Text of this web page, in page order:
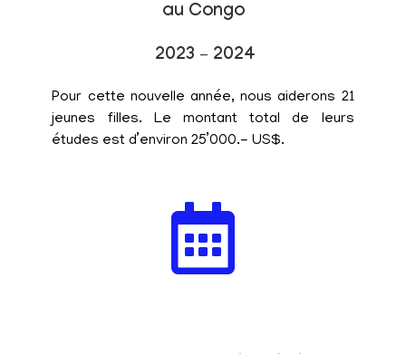
au Congo
2023 – 2024
Pour cette nouvelle année, nous aiderons 21
jeunes filles. Le montant total de leurs
études est d’environ 25’000.- US$.